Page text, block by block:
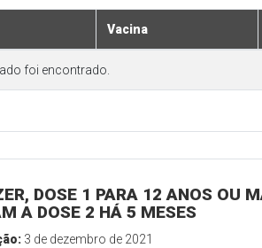
Vacina
foi encontrado.
DOSE 1 PARA 12 ANOS OU
A DOSE 2 HÁ 5 MESES
3 de dezembro de 2021